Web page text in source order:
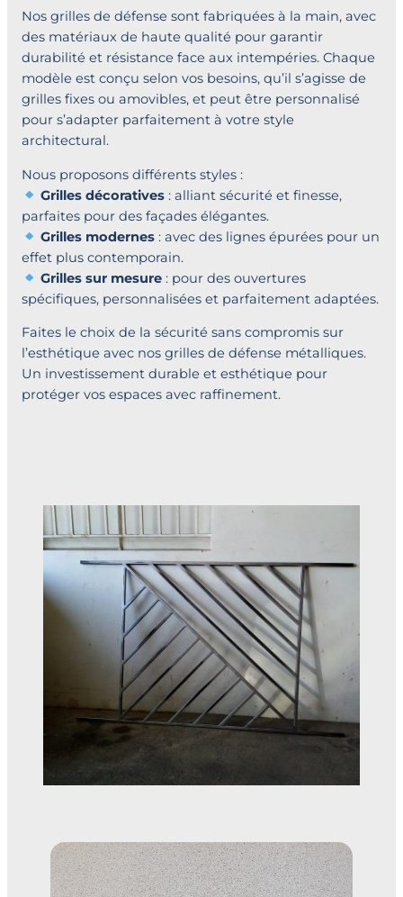
Nos grilles de défense sont fabriquées à la main, avec
des matériaux de haute qualité pour garantir
durabilité et résistance face aux intempéries. Chaque
modèle est conçu selon vos besoins, qu’il s’agisse de
grilles fixes ou amovibles, et peut être personnalisé
pour s’adapter parfaitement à votre style
architectural.
Nous proposons différents styles :
Grilles décoratives: alliant sécurité et finesse,
parfaites pour des façades élégantes.
Grilles modernes: avec des lignes épurées pour un
effet plus contemporain.
Grilles sur mesure: pour des ouvertures
spécifiques, personnalisées et parfaitement adaptées.
Faites le choix de la sécurité sans compromis sur
l’esthétique avec nos grilles de défense métalliques.
Un investissement durable et esthétique pour
protéger vos espaces avec raffinement.